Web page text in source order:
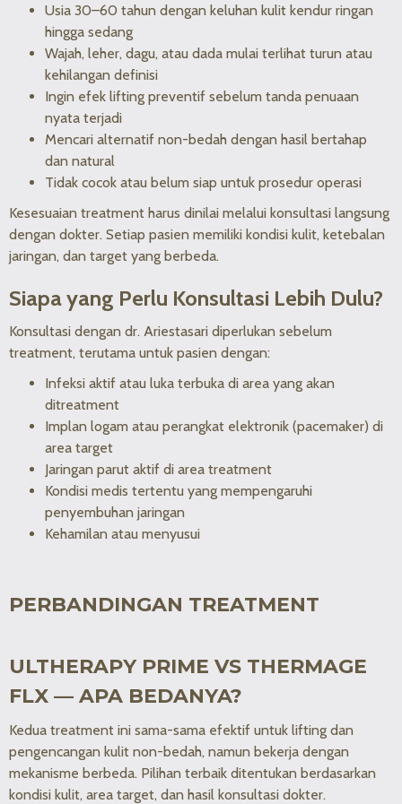
Usia 30–60 tahun dengan keluhan kulit kendur ringan
hingga sedang
Wajah, leher, dagu, atau dada mulai terlihat turun atau
kehilangan definisi
Ingin efek lifting preventif sebelum tanda penuaan
nyata terjadi
Mencari alternatif non-bedah dengan hasil bertahap
dan natural
Tidak cocok atau belum siap untuk prosedur operasi
Kesesuaian treatment harus dinilai melalui konsultasi langsung
dengan dokter. Setiap pasien memiliki kondisi kulit, ketebalan
jaringan, dan target yang berbeda.
Siapa yang Perlu Konsultasi Lebih Dulu?
Konsultasi dengan dr. Ariestasari diperlukan sebelum
treatment, terutama untuk pasien dengan:
Infeksi aktif atau luka terbuka di area yang akan
ditreatment
Implan logam atau perangkat elektronik (pacemaker) di
area target
Jaringan parut aktif di area treatment
Kondisi medis tertentu yang mempengaruhi
penyembuhan jaringan
Kehamilan atau menyusui
PERBANDINGAN TREATMENT
ULTHERAPY PRIME VS THERMAGE
FLX — APA BEDANYA?
Kedua treatment ini sama-sama efektif untuk lifting dan
pengencangan kulit non-bedah, namun bekerja dengan
mekanisme berbeda. Pilihan terbaik ditentukan berdasarkan
kondisi kulit, area target, dan hasil konsultasi dokter.